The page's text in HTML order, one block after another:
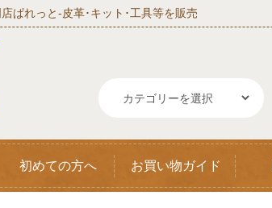
ぱれっと‐皮革･キット･工具等を販売
初めての方へ お買い物ガイド